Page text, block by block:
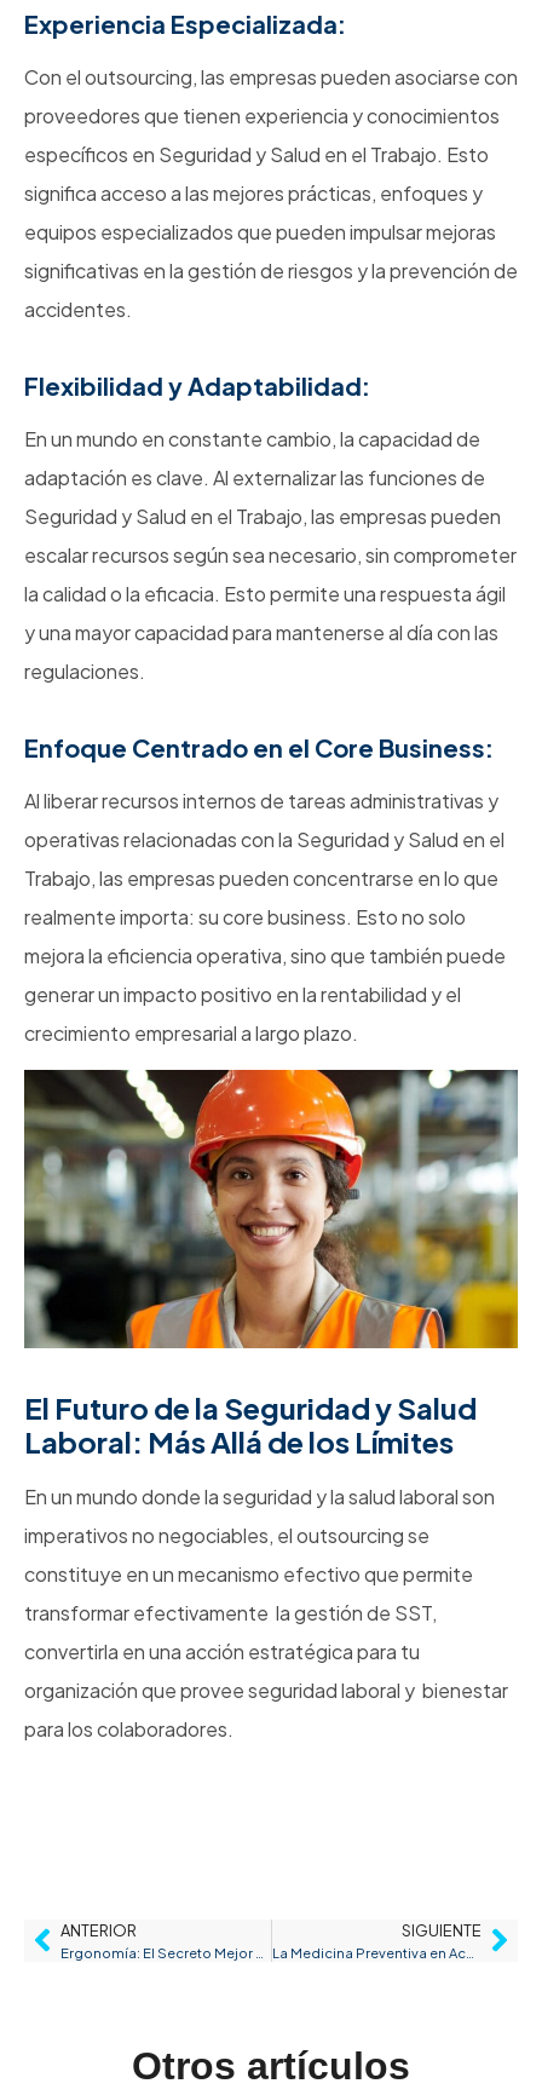
Experiencia Especializada:
Con el outsourcing, las empresas pueden asociarse con
proveedores que tienen experiencia y conocimientos
específicos en Seguridad y Salud en el Trabajo. Esto
significa acceso a las mejores prácticas, enfoques y
equipos especializados que pueden impulsar mejoras
significativas en la gestión de riesgos y la prevención de
accidentes.
Flexibilidad y Adaptabilidad:
En un mundo en constante cambio, la capacidad de
adaptación es clave. Al externalizar las funciones de
Seguridad y Salud en el Trabajo, las empresas pueden
escalar recursos según sea necesario, sin comprometer
la calidad o la eficacia. Esto permite una respuesta ágil
y una mayor capacidad para mantenerse al día con las
regulaciones.
Enfoque Centrado en el Core Business:
Al liberar recursos internos de tareas administrativas y
operativas relacionadas con la Seguridad y Salud en el
Trabajo, las empresas pueden concentrarse en lo que
realmente importa: su core business. Esto no solo
mejora la eficiencia operativa, sino que también puede
generar un impacto positivo en la rentabilidad y el
crecimiento empresarial a largo plazo.
El Futuro de la Seguridad y Salud
Laboral: Más Allá de los Límites
En un mundo donde la seguridad y la salud laboral son
imperativos no negociables, el outsourcing se
constituye en un mecanismo efectivo que permite
transformar efectivamente la gestión de SST,
convertirla en una acción estratégica para tu
organización que provee seguridad laboral y bienestar
para los colaboradores.
ANTERIOR SIGUIENTE
La Medicina Preventiva en Acción: Un Enfoque Proactivo para la Salud Laboral
Otros artículos